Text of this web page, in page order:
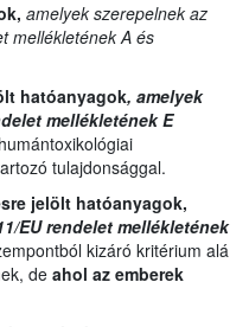
amelyek szerepelnek az
mellékletének A és
hatóanyagok, amelyek
mellékletének E
tulajdonsággal.
jelölt hatóanyagok,
EU rendelet mellékletének
kizáró kritérium alá
deahol az emberek